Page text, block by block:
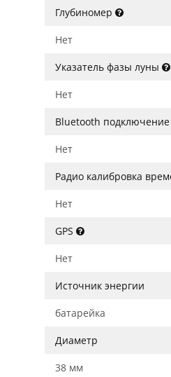
Глубиномер
Нет
Указатель фазы луны
Нет
Bluetooth подключение
Нет
Радио калибровка
Нет
GPS
Нет
Источник энергии
батарейка
Диаметр
38 мм